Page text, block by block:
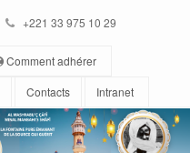
+221 33 975 10 29
Comment adhérer
Contacts Intranet